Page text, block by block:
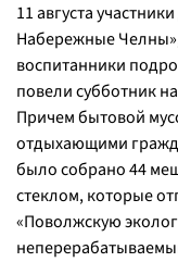
11 августа
Набережные
воспитанники
повели субботник
Причем бытовой
отдыхающими
было собрано 44
стеклом, которые
«Поволжскую